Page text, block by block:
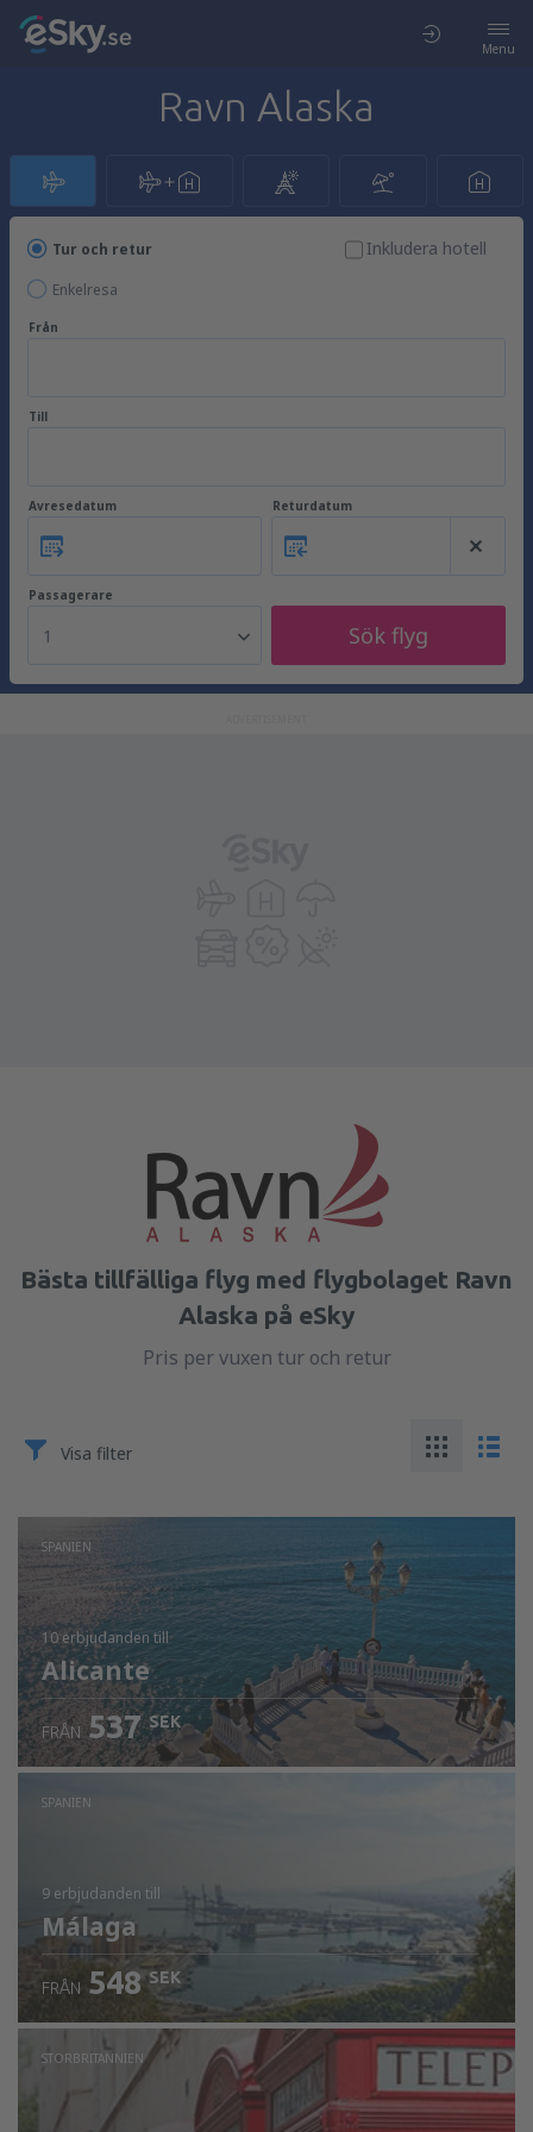
Menu
Ravn Alaska
Tur och retur
Enkelresa
Inkludera hotell
Från
Till
Avresedatum Returdatum
Passagerare
1 Sök flyg
Bästa tillfälliga flyg med flygbolaget Ravn
Alaska på eSky
Pris per vuxen tur och retur
Visa filter
SPANIEN
10 erbjudanden till
Alicante
FRÅN 537 SEK
SPANIEN
9 erbjudanden till
Málaga
FRÅN 548 SEK
STORBRITANNIEN